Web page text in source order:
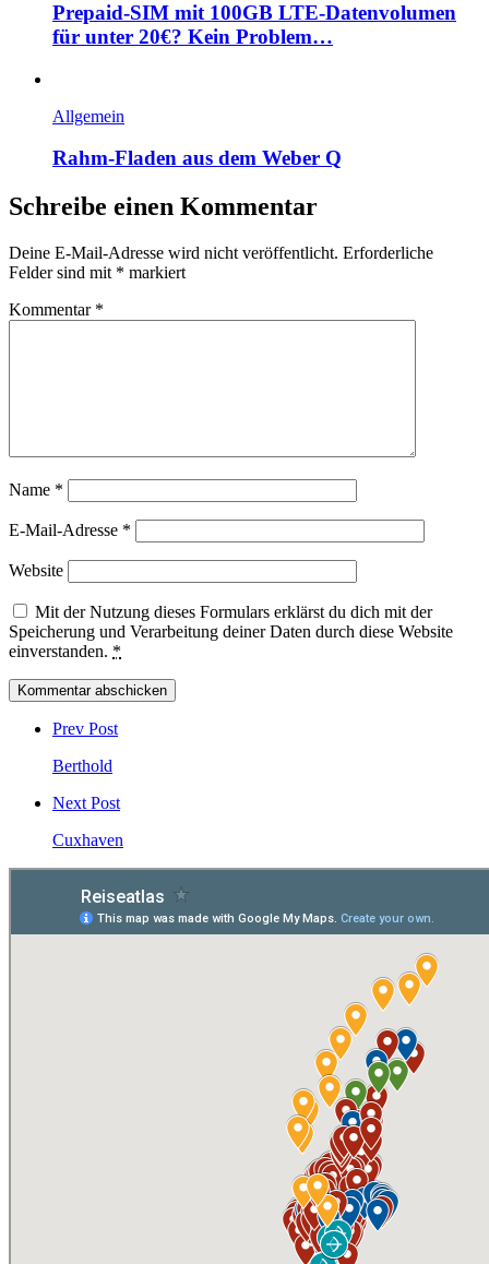
Prepaid-SIM mit 100GB LTE-Datenvolumen
für unter 20€? Kein Problem…
Allgemein
Rahm-Fladen aus dem Weber Q
Schreibe einen Kommentar
Deine E-Mail-Adresse wird nicht veröffentlicht. Erforderliche
Felder sind mit * markiert
Kommentar *
Name *
E-Mail-Adresse *
Website
Mit der Nutzung dieses Formulars erklärst du dich mit der
Speicherung und Verarbeitung deiner Daten durch diese Website
einverstanden. *
Post
comment
Prev Post
Berthold
Next Post
Cuxhaven